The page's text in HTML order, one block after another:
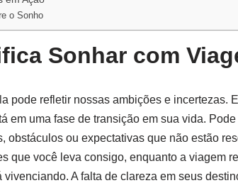
o Sonho
Sonhar com
pode refletir nossas ambições e incertezas.
em uma fase de transição em sua vida.
obstáculos ou expectativas que não estão
que você leva consigo, enquanto a viagem
vivenciando. A falta de clareza em seus